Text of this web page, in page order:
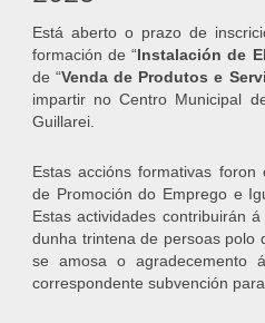
Está aberto o prazo de
formación de “Instalación de
de “Venda de Produtos e
impartir no Centro Municipal
Guillarei.
Estas accións formativas foron
de Promoción do Emprego e
Estas actividades contribuirán
dunha trintena de persoas polo
se amosa o agradecemento
correspondente subvención